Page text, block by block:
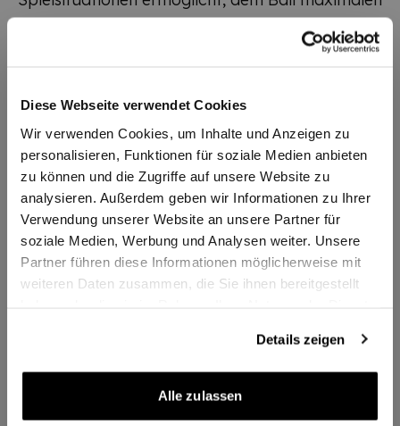
Diese Webseite verwendet Cookies
Wir verwenden Cookies, um Inhalte und Anzeigen zu
personalisieren, Funktionen für soziale Medien anbieten
zu können und die Zugriffe auf unsere Website zu
analysieren. Außerdem geben wir Informationen zu Ihrer
Verwendung unserer Website an unsere Partner für
soziale Medien, Werbung und Analysen weiter. Unsere
Partner führen diese Informationen möglicherweise mit
weiteren Daten zusammen, die Sie ihnen bereitgestellt
Details zeigen
Alle zulassen
Spin und eine hohe Flugkurve zu verleihen.
Mit dem NUZN 55 gewinnen Spieler an
mit außergewöhnlicher Sicherheit und Qualität
ausgeführt werden können. Das extrem griffige
Obergummi in Kombination mit dem 55° harten
Schwamm eröffnet neue Leistungsdimensionen
und bietet dabei eine außergewöhnlich lange
Haltbarkeit.
Zusatzinformationen
987655526